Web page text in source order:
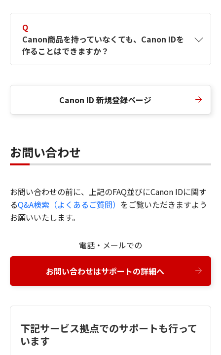
Q
Canon商品を持っていなくても、Canon IDを
作ることはできますか？
Canon ID 新規登録ページ
お問い合わせ
お問い合わせの前に、上記のFAQ並びにCanon IDに関す
るQ&A検索（よくあるご質問） をご覧いただきますよう
お願いいたします。
電話・メールでの
お問い合わせはサポートの詳細へ
下記サービス拠点でのサポートも行って
います